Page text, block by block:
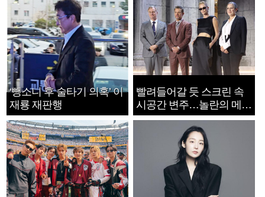
‘뺑소니 후 술타기 의혹’ 이
재룡 재판행
빨려들어갈 듯 스크린 속
시공간 변주…놀란의 메시
지는 ‘전쟁 속죄’